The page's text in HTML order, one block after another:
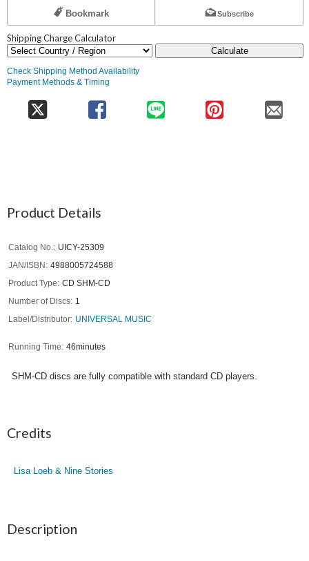
Bookmark Subscribe
Shipping Charge Calculator
Calculate
Check Shipping Method Availability
Payment Methods & Timing
Product Details
Catalog No.
UICY-25309
JAN/ISBN
4988005724588
Product Type
CD SHM-CD
Number of Discs
1
Label/Distributor
UNIVERSAL MUSIC
Running Time 46minutes
SHM-CD discs are fully compatible with standard CD players.
Credits
Lisa Loeb & Nine Stories
Description